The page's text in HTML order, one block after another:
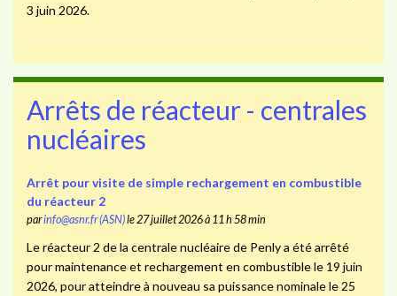
3 juin 2026.
Arrêts de réacteur - centrales
nucléaires
Arrêt pour visite de simple rechargement en combustible
du réacteur 2
parinfo@asnr.fr (ASN)le 27 juillet 2026 à 11 h 58 min
Le réacteur 2 de la centrale nucléaire de Penly a été arrêté
pour maintenance et rechargement en combustible le 19 juin
2026, pour atteindre à nouveau sa puissance nominale le 25